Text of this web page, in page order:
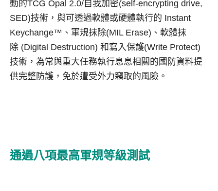
動的TCG Opal 2.0/ 自我加密(self-encrypting drive,
SED)技術，與可透過軟體或硬體執行的 Instant
Keychange™、軍規抹除(MIL Erase) 、軟體抹
除 (Digital Destruction) 和寫入保護(Write Protect)
技術，為常與重大任務執行息息相關的國防資料提
供完整防護，免於遭受外力竊取的風險。
通過八項最高軍規等級測試